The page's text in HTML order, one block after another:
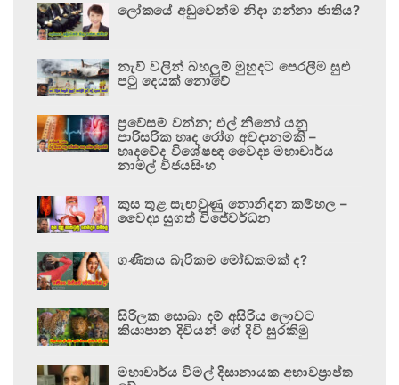
ලෝකයේ අඩුවෙන්ම නිදා ගන්නා ජාතිය?
නැව් වලින් බහලුම් මුහුදට පෙරලීම සුළු
පටු දෙයක් නොවේ
ප්‍රවේසම් වන්න; එල් නිනෝ යනු
පාරිසරික හෘද රෝග අවදානමකි –
හෘදවේද විශේෂඥ වෛද්‍ය මහාචාර්ය
නාමල් විජයසිංහ
කුස තුළ සැඟවුණු නොනිදන කම්හල –
වෛද්‍ය සුගත් විජේවර්ධන
ගණිතය බැරිකම මෝඩකමක් ද?
සිරිලක සොබා දම් අසිරිය ලොවට
කියාපාන දිවියන් ගේ දිවි සුරකිමු
මහාචාර්ය විමල් දිසානායක අභාවප්‍රාප්ත